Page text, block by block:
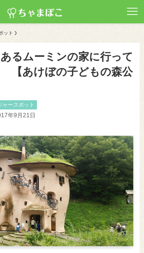
ット
るムーミンの家に行って
【あけぼの子どもの森公
ャースポット
年9月21日